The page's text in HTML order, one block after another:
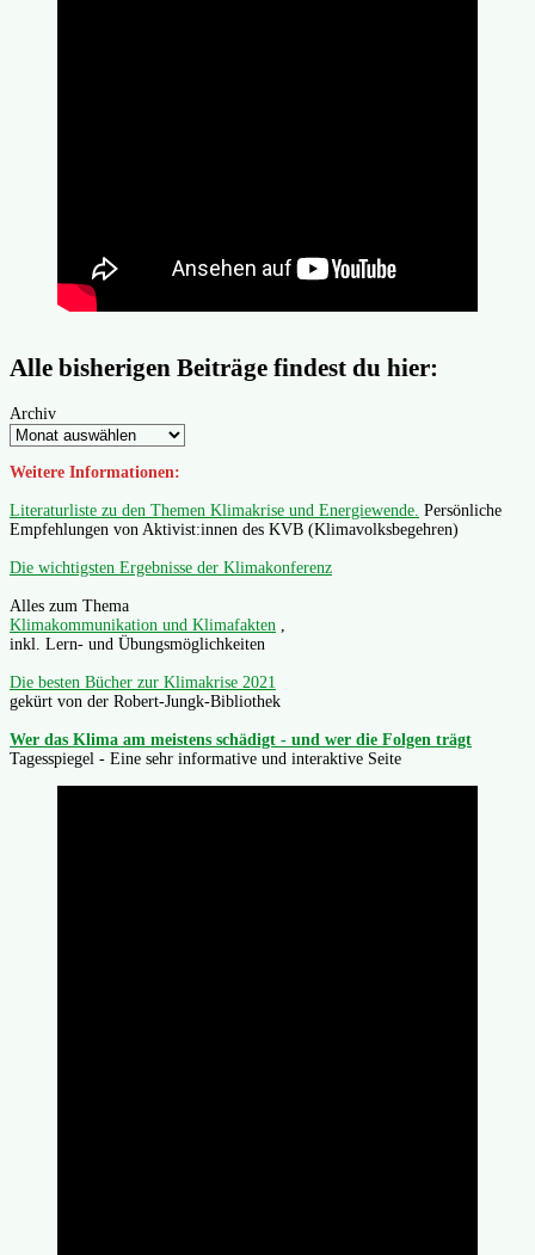
Alle bisherigen Beiträge findest du hier:
Archiv
Weitere Informationen:
Literaturliste zu den Themen Klimakrise und Energiewende. Persönliche
Empfehlungen von Aktivist:innen des KVB (Klimavolksbegehren)
Die wichtigsten Ergebnisse der Klimakonferenz
Alles zum Thema
Klimakommunikation und Klimafakten
inkl. Lern- und Übungsmöglichkeiten
Die besten Bücher zur Klimakrise 2021
gekürt von der Robert-Jungk-Bibliothek
Wer das Klima am meistens schädigt - und wer die Folgen trägt
Tagesspiegel - Eine sehr informative und interaktive Seite